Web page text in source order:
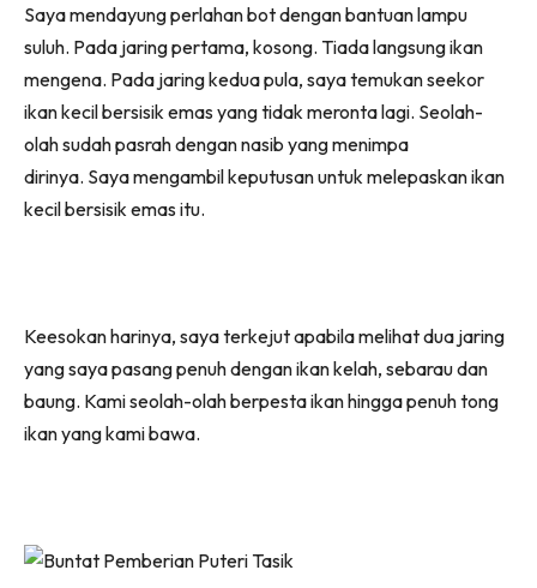
Saya mendayung perlahan bot dengan bantuan lampu
suluh. Pada jaring pertama, kosong. Tiada langsung ikan
mengena. Pada jaring kedua pula, saya temukan seekor
ikan kecil bersisik emas yang tidak meronta lagi. Seolah-
olah sudah pasrah dengan nasib yang menimpa
dirinya. Saya mengambil keputusan untuk melepaskan ikan
kecil bersisik emas itu.
Keesokan harinya, saya terkejut apabila melihat dua jaring
yang saya pasang penuh dengan ikan kelah, sebarau dan
baung. Kami seolah-olah berpesta ikan hingga penuh tong
ikan yang kami bawa.